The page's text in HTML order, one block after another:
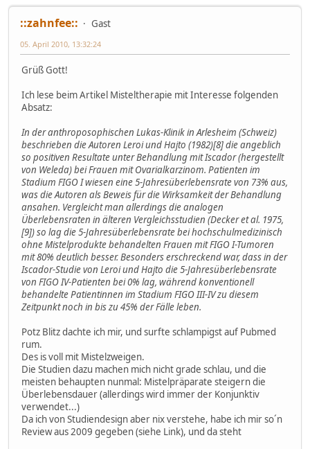
::zahnfee:: Gast
05. April 2010, 13:32:24
Grüß Gott!
Ich lese beim Artikel Misteltherapie mit Interesse folgenden
Absatz:
In der anthroposophischen Lukas-Klinik in Arlesheim (Schweiz)
beschrieben die Autoren Leroi und Hajto (1982)[8] die angeblich
so positiven Resultate unter Behandlung mit Iscador (hergestellt
von Weleda) bei Frauen mit Ovarialkarzinom. Patienten im
Stadium FIGO I wiesen eine 5-Jahresüberlebensrate von 73% aus,
was die Autoren als Beweis für die Wirksamkeit der Behandlung
ansahen. Vergleicht man allerdings die analogen
Überlebensraten in älteren Vergleichsstudien (Decker et al. 1975,
[9]) so lag die 5-Jahresüberlebensrate bei hochschulmedizinisch
ohne Mistelprodukte behandelten Frauen mit FIGO I-Tumoren
mit 80% deutlich besser. Besonders erschreckend war, dass in der
Iscador-Studie von Leroi und Hajto die 5-Jahresüberlebensrate
von FIGO IV-Patienten bei 0% lag, während konventionell
behandelte Patientinnen im Stadium FIGO III-IV zu diesem
Zeitpunkt noch in bis zu 45% der Fälle leben.
Potz Blitz dachte ich mir, und surfte schlampigst auf Pubmed
rum.
Des is voll mit Mistelzweigen.
Die Studien dazu machen mich nicht grade schlau, und die
meisten behaupten nunmal: Mistelpräparate steigern die
Überlebensdauer (allerdings wird immer der Konjunktiv
verwendet...)
Da ich von Studiendesign aber nix verstehe, habe ich mir so´n
Review aus 2009 gegeben (siehe Link), und da steht